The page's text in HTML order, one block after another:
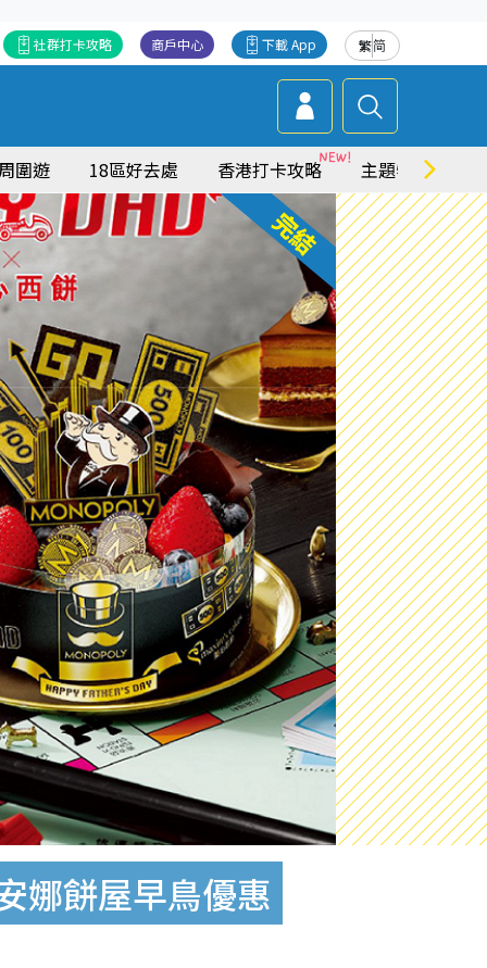
繁简
下載 App
商戶中心
社群打卡攻略
圍遊 18區好去處 香港打卡攻略 主題特集
娜餅屋早鳥優惠